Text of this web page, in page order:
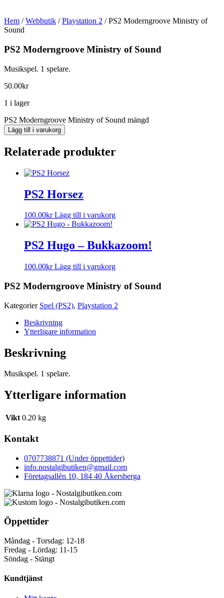
Hem /Webbutik /Playstation 2 / PS2 Moderngroove Ministry of
Sound
PS2 Moderngroove Ministry of Sound
Musikspel. 1 spelare.
50.00kr
1 i lager
PS2 Moderngroove Ministry of Sound mängd
Lägg till i varukorg
Relaterade produkter
PS2 Horsez
100.00kr Lägg till i varukorg
PS2 Hugo – Bukkazoom!
100.00kr Lägg till i varukorg
PS2 Moderngroove Ministry of Sound
Kategorier Spel (PS2), Playstation 2
Beskrivning
Ytterligare information
Beskrivning
Musikspel. 1 spelare.
Ytterligare information
Vikt 0.20 kg
Kontakt
0707738871 (Under öppettider)
info.nostalgibutiken@gmail.com
Företagsallén 10, 184 40 Åkersberga
Öppettider
Måndag - Torsdag: 12-18
Fredag - Lördag: 11-15
Söndag - Stängt
Kundtjänst